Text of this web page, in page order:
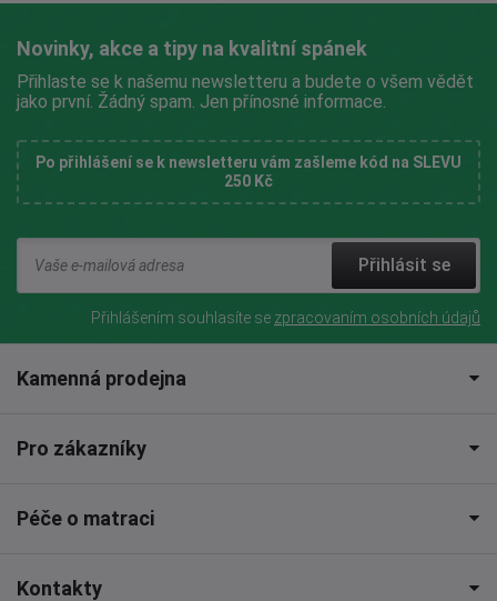
Novinky, akce a tipy na kvalitní spánek
Přihlaste se k našemu newsletteru a budete o všem vědět
jako první. Žádný spam. Jen přínosné informace.
Po přihlášení se k newsletteru vám zašleme kód na SLEVU
250 Kč
Přihlásit se
Přihlášením souhlasíte se zpracovaním osobních údajů
Kamenná prodejna
Pro zákazníky
Péče o matraci
Kontakty